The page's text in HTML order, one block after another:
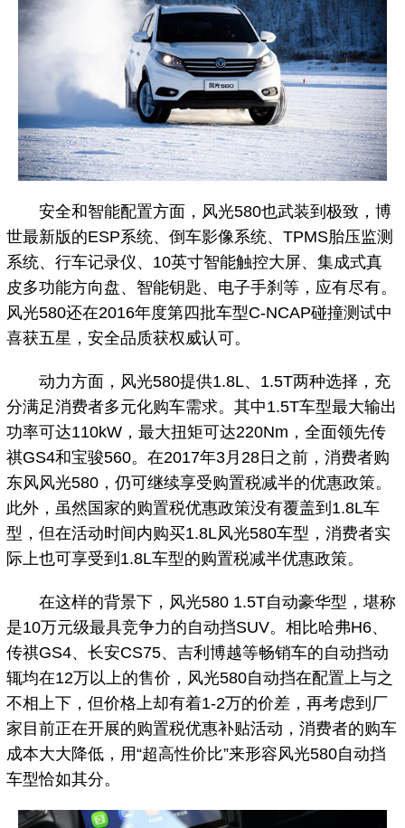
安全和智能配置方面，风光580也武装到极致，博
世最新版的ESP系统、倒车影像系统、TPMS胎压监测
系统、行车记录仪、10英寸智能触控大屏、集成式真
皮多功能方向盘、智能钥匙、电子手刹等，应有尽有。
风光580还在2016年度第四批车型C-NCAP碰撞测试中
喜获五星，安全品质获权威认可。
动力方面，风光580提供1.8L、1.5T两种选择，充
分满足消费者多元化购车需求。其中1.5T车型最大输出
功率可达110kW，最大扭矩可达220Nm，全面领先传
祺GS4和宝骏560。在2017年3月28日之前，消费者购
东风风光580，仍可继续享受购置税减半的优惠政策。
此外，虽然国家的购置税优惠政策没有覆盖到1.8L车
型，但在活动时间内购买1.8L风光580车型，消费者实
际上也可享受到1.8L车型的购置税减半优惠政策。
在这样的背景下，风光580 1.5T自动豪华型，堪称
是10万元级最具竞争力的自动挡SUV。相比哈弗H6、
传祺GS4、长安CS75、吉利博越等畅销车的自动挡动
辄均在12万以上的售价，风光580自动挡在配置上与之
不相上下，但价格上却有着1-2万的价差，再考虑到厂
家目前正在开展的购置税优惠补贴活动，消费者的购车
成本大大降低，用“超高性价比”来形容风光580自动挡
车型恰如其分。